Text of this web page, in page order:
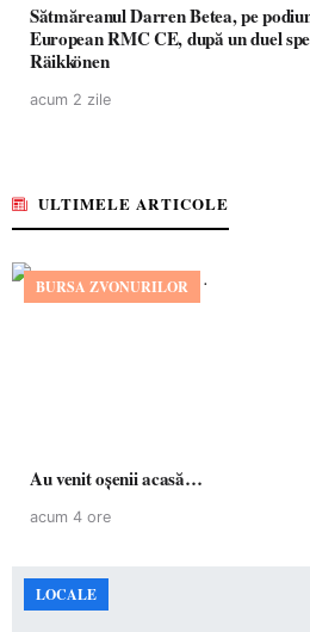
Sătmăreanul Darren Betea, pe
European RMC CE, după un duel
Räikkönen
acum 2 zile
ULTIMELE ARTICOLE
BURSA ZVONURILOR
Au venit oșenii acasă…
acum 4 ore
LOCALE